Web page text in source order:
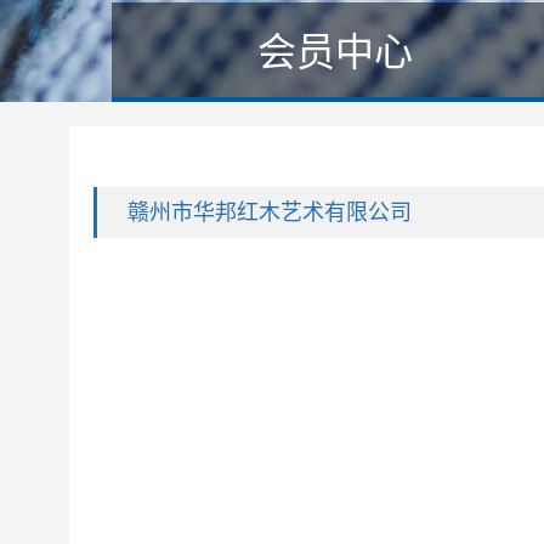
会员中心
赣州市华邦红木艺术有限公司